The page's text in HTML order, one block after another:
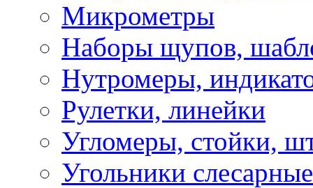
Микрометры
Наборы щупов,
Нутромеры,
Рулетки, линейки
Угломеры, стойки,
Угольники слесарные